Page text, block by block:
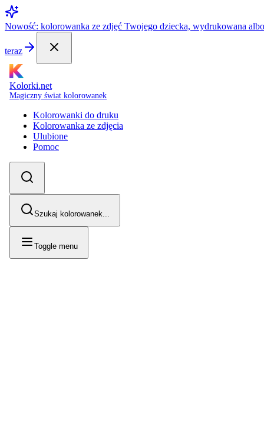
Nowość: kolorowanka ze zdjęć Twojego dziecka, wydrukowana
teraz
Kolorki.net
Magiczny świat kolorowanek
Kolorowanki do druku
Kolorowanka ze zdjęcia
Ulubione
Pomoc
Szukaj kolorowanek...
Toggle menu